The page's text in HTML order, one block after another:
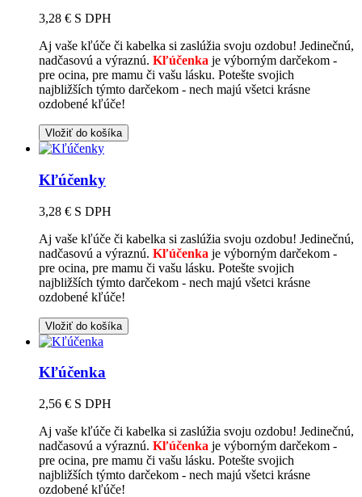
3,28 € S DPH
Aj vaše kľúče či kabelka si zaslúžia svoju ozdobu! Jedinečnú,
nadčasovú a výraznú. Kľúčenka je výborným darčekom -
pre ocina, pre mamu či vašu lásku. Potešte svojich
najbližších týmto darčekom - nech majú všetci krásne
ozdobené kľúče!
Vložiť do košíka
Kľúčenky
3,28 € S DPH
Aj vaše kľúče či kabelka si zaslúžia svoju ozdobu! Jedinečnú,
nadčasovú a výraznú. Kľúčenka je výborným darčekom -
pre ocina, pre mamu či vašu lásku. Potešte svojich
najbližších týmto darčekom - nech majú všetci krásne
ozdobené kľúče!
Vložiť do košíka
Kľúčenka
2,56 € S DPH
Aj vaše kľúče či kabelka si zaslúžia svoju ozdobu! Jedinečnú,
nadčasovú a výraznú. Kľúčenka je výborným darčekom -
pre ocina, pre mamu či vašu lásku. Potešte svojich
najbližších týmto darčekom - nech majú všetci krásne
ozdobené kľúče!